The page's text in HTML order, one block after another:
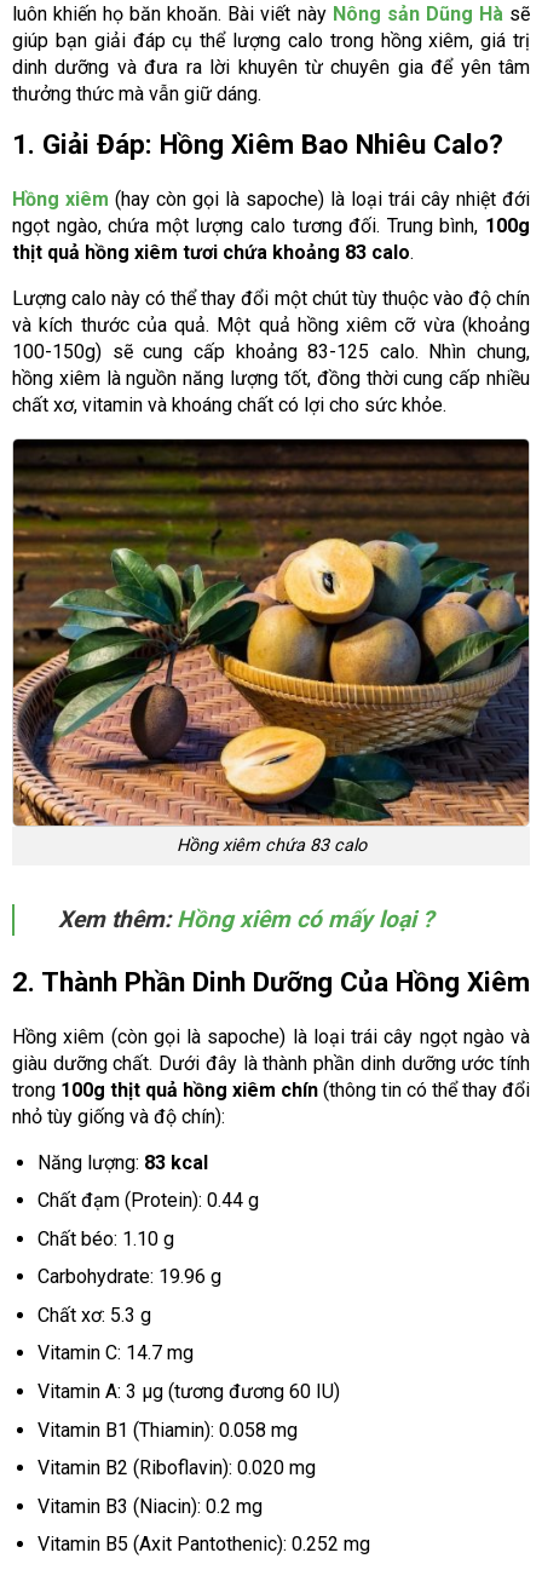
luôn khiến họ băn khoăn. Bài viết này Nông sản Dũng Hà sẽ
giúp bạn giải đáp cụ thể lượng calo trong hồng xiêm, giá trị
dinh dưỡng và đưa ra lời khuyên từ chuyên gia để yên tâm
thưởng thức mà vẫn giữ dáng.
1. Giải Đáp: Hồng Xiêm Bao Nhiêu Calo?
Hồng xiêm (hay còn gọi là sapoche) là loại trái cây nhiệt đới
ngọt ngào, chứa một lượng calo tương đối. Trung bình, 100g
thịt quả hồng xiêm tươi chứa khoảng 83 calo.
Lượng calo này có thể thay đổi một chút tùy thuộc vào độ chín
và kích thước của quả. Một quả hồng xiêm cỡ vừa (khoảng
100-150g) sẽ cung cấp khoảng 83-125 calo. Nhìn chung,
hồng xiêm là nguồn năng lượng tốt, đồng thời cung cấp nhiều
chất xơ, vitamin và khoáng chất có lợi cho sức khỏe.
Hồng xiêm chứa 83 calo
Xem thêm:Hồng xiêm có mấy loại ?
2. Thành Phần Dinh Dưỡng Của Hồng Xiêm
Hồng xiêm (còn gọi là sapoche) là loại trái cây ngọt ngào và
giàu dưỡng chất. Dưới đây là thành phần dinh dưỡng ước tính
trong 100g thịt quả hồng xiêm chín (thông tin có thể thay đổi
nhỏ tùy giống và độ chín):
Năng lượng: 83 kcal
Chất đạm (Protein): 0.44 g
Chất béo: 1.10 g
Carbohydrate: 19.96 g
Chất xơ: 5.3 g
Vitamin C: 14.7 mg
Vitamin A: 3 µg (tương đương 60 IU)
Vitamin B1 (Thiamin): 0.058 mg
Vitamin B2 (Riboflavin): 0.020 mg
Vitamin B3 (Niacin): 0.2 mg
Vitamin B5 (Axit Pantothenic): 0.252 mg